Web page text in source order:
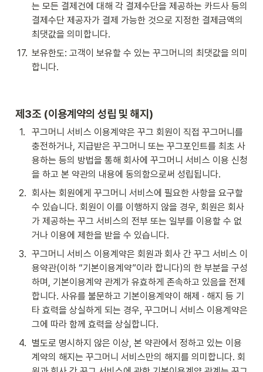
는 모든 결제건에 대해 각 결제수단을 제공하는 카드사 등의
결제수단 제공자가 결제 가능한 것으로 지정한 결제금액의
최댓값을 의미합니다.
17. 보유한도: 고객이 보유할 수 있는 꾸그머니의 최댓값을 의미
합니다.
제3조 (이용계약의 성립 및 해지)
1.
꾸그머니 서비스 이용계약은 꾸그 회원이 직접 꾸그머니를
충전하거나, 지급받은 꾸그머니 또는 꾸그포인트를 최초 사
용하는 등의 방법을 통해 회사에 꾸그머니 서비스 이용 신청
을 하고 본 약관의 내용에 동의함으로써 성립됩니다.
2. 회사는 회원에게 꾸그머니 서비스에 필요한 사항을 요구할
수 있습니다. 회원이 이를 이행하지 않을 경우, 회원은 회사
가 제공하는 꾸그 서비스의 전부 또는 일부를 이용할 수 없
거나 이용에 제한을 받을 수 있습니다.
3. 꾸그머니 서비스 이용계약은 회원과 회사 간 꾸그 서비스 이
용약관(이하 “기본이용계약”이라 합니다)의 한 부분을 구성
하며, 기본이용계약 관계가 유효하게 존속하고 있음을 전제
합니다. 사유를 불문하고 기본이용계약이 해제 · 해지 등 기
타 효력을 상실하게 되는 경우, 꾸그머니 서비스 이용계약은
그에 따라 함께 효력을 상실합니다.
4. 별도로 명시하지 않은 이상, 본 약관에서 정하고 있는 이용
계약의 해지는 꾸그머니 서비스만의 해지를 의미합니다. 회